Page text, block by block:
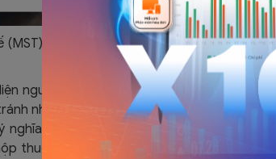
(MST) đóng vai trò quan trọng trong hệ
người nộp thuế: MST là định danh duy
nhầm lẫn trong hồ sơ thuế, từ khai báo
nghĩa vụ thuế: Đây là dãy số bắt buộc
thuế, hoàn thuế, khấu trừ thuế TNCN